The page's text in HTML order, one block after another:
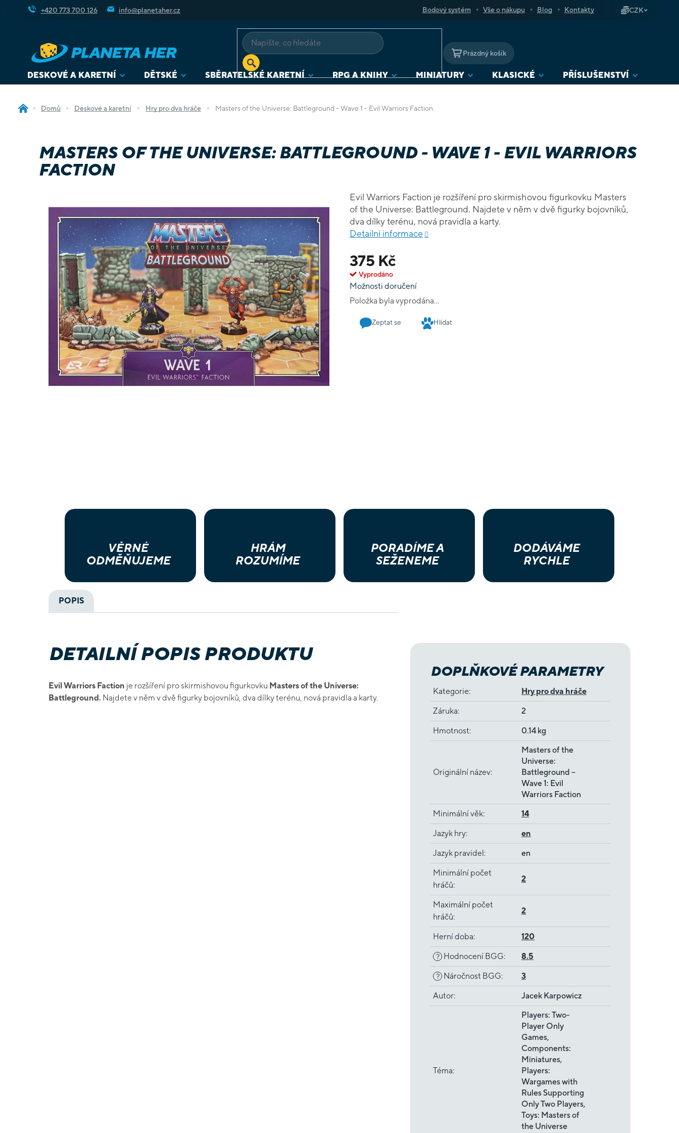
+420 773 700 126 info@planetaher.cz Bodový systém Vše o nákupu Blog Kontakty CZK
NÁKUPNÍ
KOŠÍK
Prázdný košík
DESKOVÉ A KARETNÍ DĚTSKÉ SBĚRATELSKÉ KARETNÍ RPG A KNIHY MINIATURY KLASICKÉ PŘÍSLUŠENSTVÍ
Domů Deskové a karetní Hry pro dva hráče Masters of the Universe: Battleground - Wave 1 - Evil Warriors Faction
MASTERS OF THE UNIVERSE: BATTLEGROUND - WAVE 1 - EVIL WARRIORS
FACTION
375 Kč
Vyprodáno
Možnosti doručení
Položka byla vyprodána…
Evil Warriors Faction je rozšíření pro skirmishovou figurkovku Masters
of the Universe: Battleground. Najdete v něm v dvě figurky bojovníků,
dva dílky terénu, nová pravidla a karty.
Detailní informace
Zeptat se Hlídat
VĚRNÉ
ODMĚŇUJEME
HRÁM
ROZUMÍME
PORADÍME A
SEŽENEME
DODÁVÁME
RYCHLE
POPIS
DETAILNÍ POPIS PRODUKTU
Evil Warriors Faction je rozšíření pro skirmishovou figurkovku Masters of the Universe:
Battleground. Najdete v něm v dvě figurky bojovníků, dva dílky terénu, nová pravidla a karty.
DOPLŇKOVÉ PARAMETRY
Kategorie: Hry pro dva hráče
Záruka: 2
Hmotnost: 0.14 kg
Originální název:
Masters of the
Universe:
Battleground –
Wave 1: Evil
Warriors Faction
Minimální věk: 14
Jazyk hry: en
Jazyk pravidel: en
Minimální počet
hráčů:
2
Maximální počet
hráčů:
2
Herní doba: 120
? Hodnocení BGG: 8.5
? Náročnost BGG: 3
Autor: Jacek Karpowicz
Téma:
Players: Two-
Player Only
Games,
Components:
Miniatures,
Players:
Wargames with
Rules Supporting
Only Two Players,
Toys: Masters of
the Universe